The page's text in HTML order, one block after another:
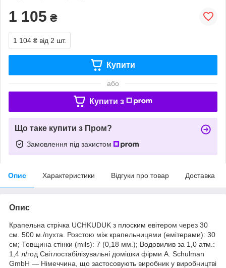
1 105 ₴
1 104 ₴ від 2 шт.
Купити
або
Купити з
Що таке купити з Пром?
Замовлення під захистом
Опис Характеристики Відгуки про товар Доставка
Опис
Крапельна стрічка UCHKUDUK з плоским евітером через 30
см. 500 м./пухта. Розстою між крапельницями (емітерами): 30
см; Товщина стінки (mils): 7 (0,18 мм.); Водовилив за 1,0 атм.:
1,4 л/год Світлостабілізувальні домішки фірми A. Schulman
GmbH — Німеччина, що застосовують виробник у виробництві